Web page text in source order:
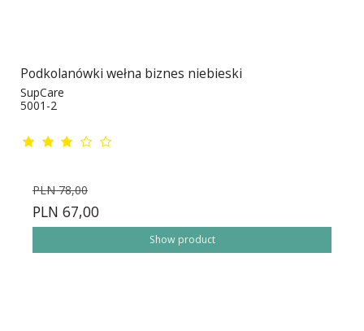
Podkolanówki wełna biznes niebieski
SupCare
5001-2
PLN 78,00
PLN 67,00
Show product